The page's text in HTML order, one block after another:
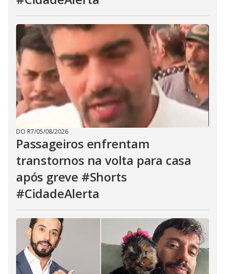
DO R7/05/08/2026
Passageiros enfrentam
transtornos na volta para casa
após greve #Shorts
#CidadeAlerta